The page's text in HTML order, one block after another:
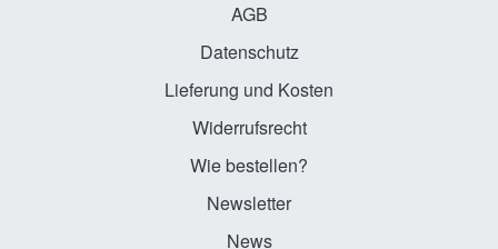
AGB
Datenschutz
Lieferung und Kosten
Widerrufsrecht
Wie bestellen?
Newsletter
News